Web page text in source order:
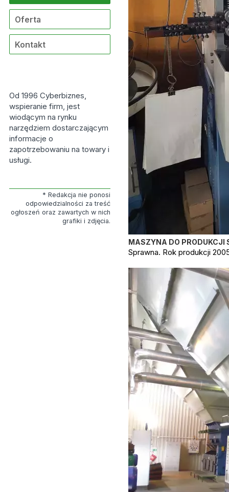
Oferta
Kontakt
Od 1996 Cyberbiznes,
wspieranie firm, jest
wiodącym na rynku
narzędziem dostarczającym
informacje o
zapotrzebowaniu na towary i
usługi.
* Redakcja nie ponosi
odpowiedzialności za treść
ogłoszeń oraz zawartych w nich
grafiki i zdjęcia.
MASZYNA DO PRODUKCJI
Sprawna. Rok produkcji